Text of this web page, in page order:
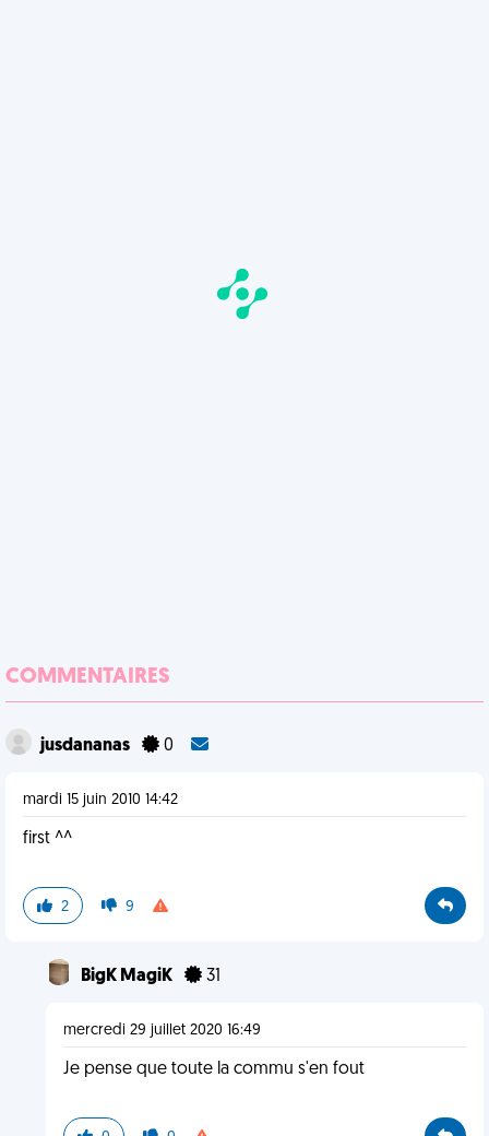
COMMENTAIRES
jusdananas 0
mardi 15 juin 2010 14:42
first ^^
2 9
BigK MagiK 31
mercredi 29 juillet 2020 16:49
Je pense que toute la commu s'en fout